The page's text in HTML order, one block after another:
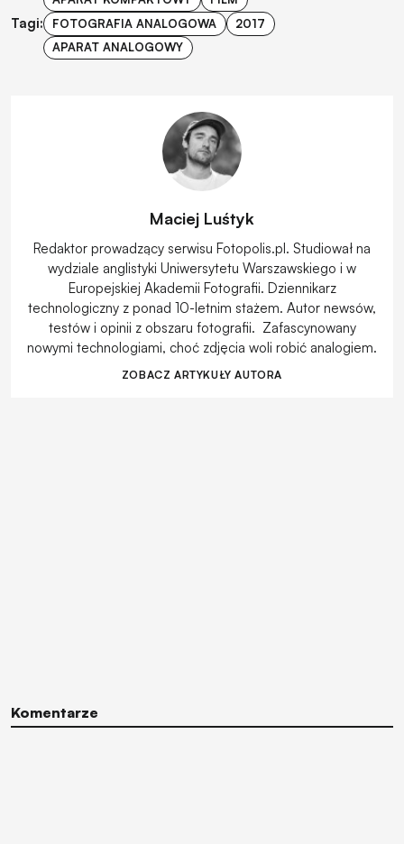
Tagi:
FOTOGRAFIA ANALOGOWA
2017
APARAT ANALOGOWY
Maciej Luśtyk
Redaktor prowadzący serwisu Fotopolis.pl. Studiował na
wydziale anglistyki Uniwersytetu Warszawskiego i w
Europejskiej Akademii Fotografii. Dziennikarz
technologiczny z ponad 10-letnim stażem. Autor newsów,
testów i opinii z obszaru fotografii. Zafascynowany
nowymi technologiami, choć zdjęcia woli robić analogiem.
ZOBACZ ARTYKUŁY AUTORA
Komentarze